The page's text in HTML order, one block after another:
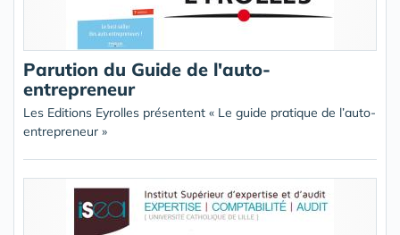
Parution du Guide de l'auto-
entrepreneur
Les Editions Eyrolles présentent « Le guide pratique de l’auto-
entrepreneur »